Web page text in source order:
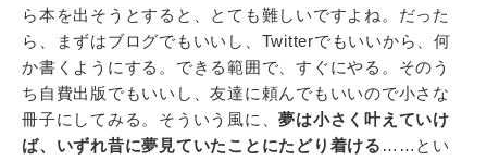
ら本を出そうとすると、とても難しいですよね。だった
ら、まずはブログでもいいし、Twitterでもいいから、何
か書くようにする。できる範囲で、すぐにやる。そのう
ち自費出版でもいいし、友達に頼んでもいいので小さな
冊子にしてみる。そういう風に、夢は小さく叶えていけ
ば、いずれ昔に夢見ていたことにたどり着ける ……とい